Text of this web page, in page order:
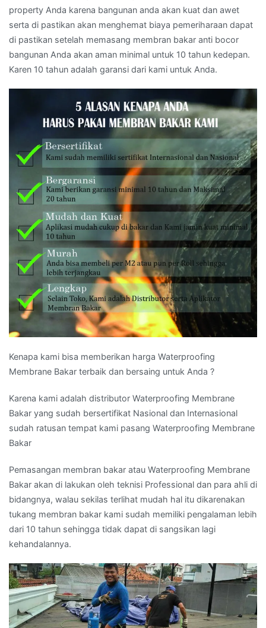
property Anda karena bangunan anda akan kuat dan awet
serta di pastikan akan menghemat biaya pemeriharaan dapat
di pastikan setelah memasang membran bakar anti bocor
bangunan Anda akan aman minimal untuk 10 tahun kedepan.
Karen 10 tahun adalah garansi dari kami untuk Anda.
Kenapa kami bisa memberikan harga Waterproofing
Membrane Bakar terbaik dan bersaing untuk Anda ?
Karena kami adalah distributor Waterproofing Membrane
Bakar yang sudah bersertifikat Nasional dan Internasional
sudah ratusan tempat kami pasang Waterproofing Membrane
Bakar
Pemasangan membran bakar atau Waterproofing Membrane
Bakar akan di lakukan oleh teknisi Professional dan para ahli di
bidangnya, walau sekilas terlihat mudah hal itu dikarenakan
tukang membran bakar kami sudah memiliki pengalaman lebih
dari 10 tahun sehingga tidak dapat di sangsikan lagi
kehandalannya.